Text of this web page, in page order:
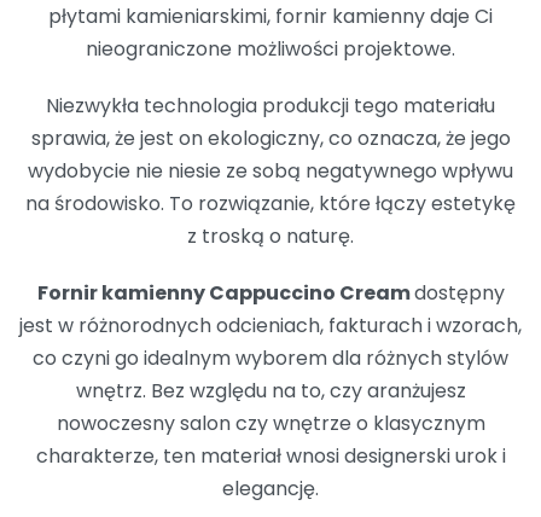
płytami kamieniarskimi, fornir kamienny daje Ci
nieograniczone możliwości projektowe.
Niezwykła technologia produkcji tego materiału
sprawia, że jest on ekologiczny, co oznacza, że jego
wydobycie nie niesie ze sobą negatywnego wpływu
na środowisko. To rozwiązanie, które łączy estetykę
z troską o naturę.
Fornir kamienny Cappuccino Creamdostępny
jest w różnorodnych odcieniach, fakturach i wzorach,
co czyni go idealnym wyborem dla różnych stylów
wnętrz. Bez względu na to, czy aranżujesz
nowoczesny salon czy wnętrze o klasycznym
charakterze, ten materiał wnosi designerski urok i
elegancję.